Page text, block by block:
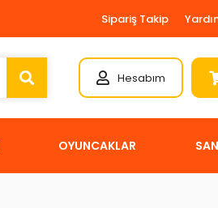
Sipariş Takip
Hesabım
OYUNCAKLAR